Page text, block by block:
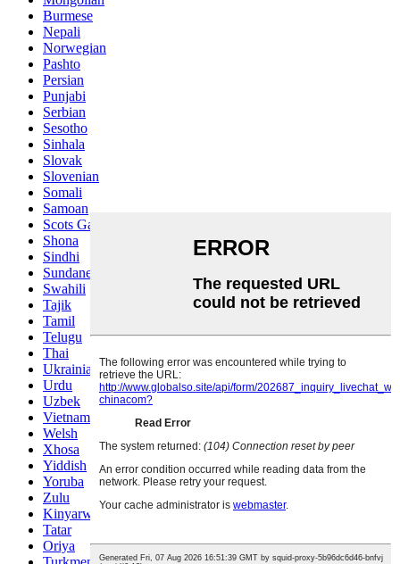
Burmese
Nepali
Norwegian
Pashto
Persian
Punjabi
Serbian
Sesotho
Sinhala
Slovak
Slovenian
Somali
Samoan
Scots Gaelic
Shona
Sindhi
Sundanese
Swahili
Tajik
Tamil
Telugu
Thai
Ukrainian
Urdu
Uzbek
Vietnamese
Welsh
Xhosa
Yiddish
Yoruba
Zulu
Kinyarwanda
Tatar
Oriya